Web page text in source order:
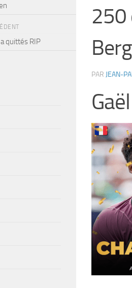
250
PAR JEAN-
quittés RIP